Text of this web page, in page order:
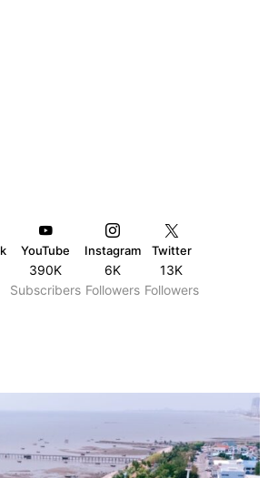
YouTube
390K
Subscribers
Instagram
6K
Followers
Twitter
13K
Followers